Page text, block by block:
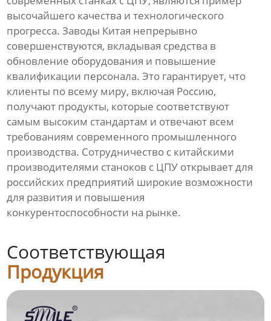
высочайшего качества и технологического
прогресса. Заводы Китая непрерывно
совершенствуются, вкладывая средства в
обновление оборудования и повышение
квалификации персонала. Это гарантирует, что
клиенты по всему миру, включая Россию,
получают продукты, которые соответствуют
самым высоким стандартам и отвечают всем
требованиям современного промышленного
производства. Сотрудничество с китайскими
производителями станоков с ЦПУ открывает для
российских предприятий широкие возможности
для развития и повышения
конкурентоспособности на рынке.
Соответствующая
Продукция